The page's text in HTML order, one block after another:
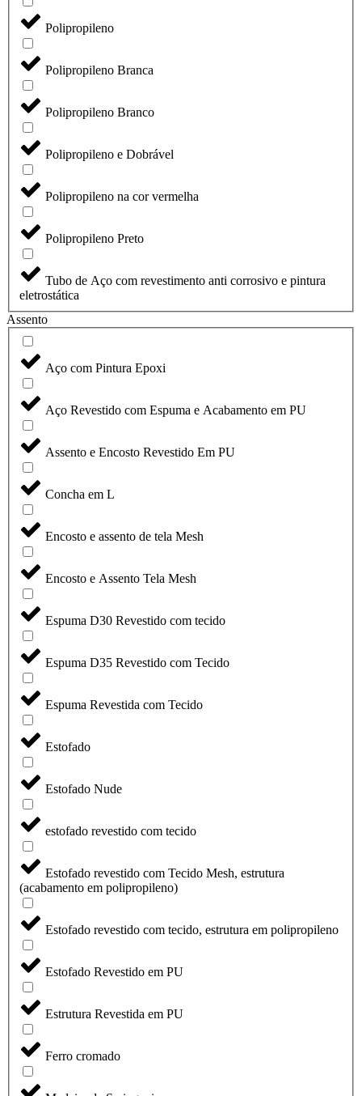
Polipropileno
Polipropileno Branca
Polipropileno Branco
Polipropileno e Dobrável
Polipropileno na cor vermelha
Polipropileno Preto
Tubo de Aço com revestimento anti corrosivo e pintura
eletrostática
Assento
Aço com Pintura Epoxi
Aço Revestido com Espuma e Acabamento em PU
Assento e Encosto Revestido Em PU
Concha em L
Encosto e assento de tela Mesh
Encosto e Assento Tela Mesh
Espuma D30 Revestido com tecido
Espuma D35 Revestido com Tecido
Espuma Revestida com Tecido
Estofado
Estofado Nude
estofado revestido com tecido
Estofado revestido com Tecido Mesh, estrutura
(acabamento em polipropileno)
Estofado revestido com tecido, estrutura em polipropileno
Estofado Revestido em PU
Estrutura Revestida em PU
Ferro cromado